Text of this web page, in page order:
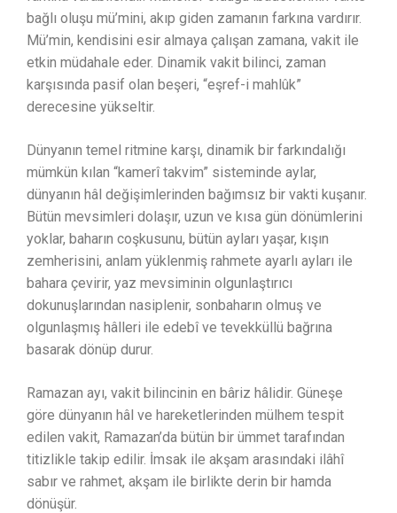
bağlı oluşu mü’mini, akıp giden zamanın farkına vardırır.
Mü’min, kendisini esir almaya çalışan zamana, vakit ile
etkin müdahale eder. Dinamik vakit bilinci, zaman
karşısında pasif olan beşeri, “eşref-i mahlûk”
derecesine yükseltir.
Dünyanın temel ritmine karşı, dinamik bir farkındalığı
mümkün kılan “kamerî takvim” sisteminde aylar,
dünyanın hâl değişimlerinden bağımsız bir vakti kuşanır.
Bütün mevsimleri dolaşır, uzun ve kısa gün dönümlerini
yoklar, baharın coşkusunu, bütün ayları yaşar, kışın
zemherisini, anlam yüklenmiş rahmete ayarlı ayları ile
bahara çevirir, yaz mevsiminin olgunlaştırıcı
dokunuşlarından nasiplenir, sonbaharın olmuş ve
olgunlaşmış hâlleri ile edebî ve tevekküllü bağrına
basarak dönüp durur.
Ramazan ayı, vakit bilincinin en bâriz hâlidir. Güneşe
göre dünyanın hâl ve hareketlerinden mülhem tespit
edilen vakit, Ramazan’da bütün bir ümmet tarafından
titizlikle takip edilir. İmsak ile akşam arasındaki ilâhî
sabır ve rahmet, akşam ile birlikte derin bir hamda
dönüşür.